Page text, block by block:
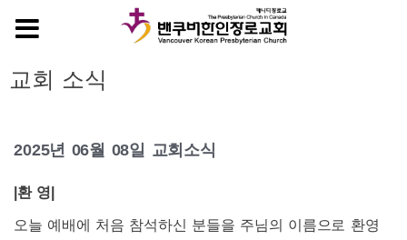
교회 소식
2025년 06월 08일 교회소식
환 영|
오늘 예배에 처음 참석하신 분들을 주님의 이름으로 환영